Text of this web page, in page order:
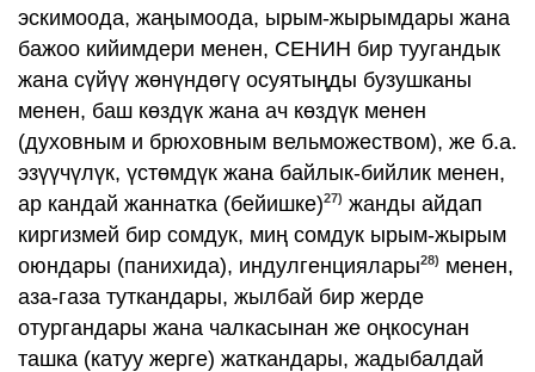
эскимоода, жаңымоода, ырым-жырымдары жана
бажоо кийимдери менен, СЕНИН бир туугандык
жана сүйүү жөнүндөгү осуятыңды бузушканы
менен, баш көздүк жана ач көздүк менен
(духовным и брюховным вельможеством), же б.а.
эзүүчүлүк, үстөмдүк жана байлык-бийлик менен,
ар кандай жаннатка (бейишке)27) жанды айдап
киргизмей бир сомдук, миң сомдук ырым-жырым
оюндары (панихида), индулгенциялары28) менен,
аза-газа туткандары, жылбай бир жерде
отургандары жана чалкасынан же оңкосунан
ташка (катуу жерге) жаткандары, жадыбалдай